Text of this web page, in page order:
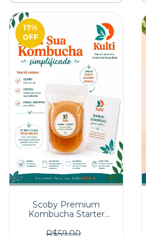
17%
OFF
Scoby Premium
Kombucha Starter
Cultivo Kulti
R$59,00